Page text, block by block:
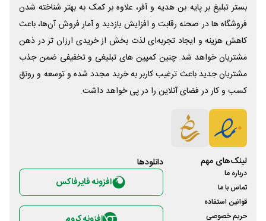
بستر تبلیغ بر پایه بن هدیه و آفر، علاوه بر کمک به بهتر شناخته شدن
فروشگاه ها در صحنه رقابت و افزایش بازدید و آمار فروش آن‌ها، باعث
کاهش هزینه و ایجاد تجربه‌ای لذت بخش از خریدی ارزان تر در ذهن
مشتریان خواهد شد. چنین کمپین های تبلیغی و تخفیفی ضمن جذب
مشتریان جدید باعث ترغیب کاربر به خرید مجدد شده و توسعه و رونق
کسب و کار در فضای آنلاین را در پی خواهد داشت.
لینک‌های مهم
درباره ما
تماس با ما
قوانین استفاده
حریم خصوصی
دانلود‌ها
افزونه فایرفاکس